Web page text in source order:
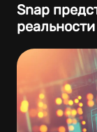
Snap
реальности